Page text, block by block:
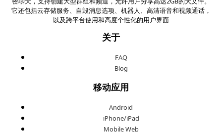
它还包括云存储服务、自毁消息选项、机器人、高清语音和视频通话，
以及跨平台使用和高度个性化的用户界面
关于
FAQ
Blog
移动应用
Android
iPhone/iPad
Mobile Web